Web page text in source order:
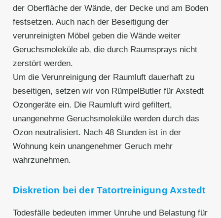
der Oberfläche der Wände, der Decke und am Boden
festsetzen. Auch nach der Beseitigung der
verunreinigten Möbel geben die Wände weiter
Geruchsmoleküle ab, die durch Raumsprays nicht
zerstört werden.
Um die Verunreinigung der Raumluft dauerhaft zu
beseitigen, setzen wir von RümpelButler für Axstedt
Ozongeräte ein. Die Raumluft wird gefiltert,
unangenehme Geruchsmoleküle werden durch das
Ozon neutralisiert. Nach 48 Stunden ist in der
Wohnung kein unangenehmer Geruch mehr
wahrzunehmen.
Diskretion bei der Tatortreinigung Axstedt
Todesfälle bedeuten immer Unruhe und Belastung für